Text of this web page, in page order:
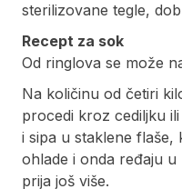
sterilizovane tegle,
Recept za sok
Od ringlova se može
Na količinu od četiri
procedi kroz cediljku
i sipa u staklene flaše,
ohlade i onda ređaju
prija još više.